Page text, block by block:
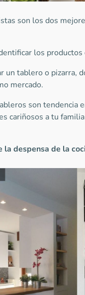
son los dos
los
un tablero o pizarra,
mercado.
son tendencia
cariñosos a tu
la despensa de la